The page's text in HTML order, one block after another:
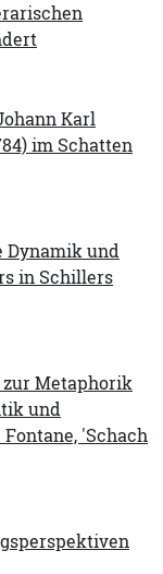
Karl
im Schatten
Dynamik und
in Schillers
zur Metaphorik
und
'Schach